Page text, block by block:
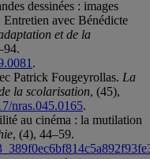
dessinées : images
avec Bénédicte
et de la
.
Patrick Fougeyrollas. La
la scolarisation, (45),
nras.045.0165.
au cinéma : la mutilation
, (4), 44–59.